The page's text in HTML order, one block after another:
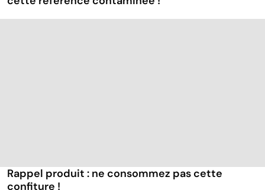
Rappel produit : ne consommez pas cette
confiture !